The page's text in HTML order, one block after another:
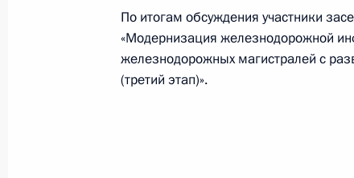
новых регионов России
31 января 2024 года, 22:10
По итогам обсуждения участники
«Модернизация железнодорожной
железнодорожных магистралей с
(третий этап)».